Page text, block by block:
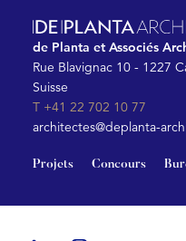
de Planta et Associés
Rue Blavignac 10 - 1227
Suisse
T +41 22 702 10 77
architectes@deplanta-
Projets Concours